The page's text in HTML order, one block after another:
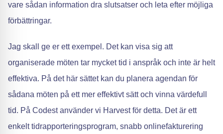
vare sådan information dra slutsatser och leta efter möjliga
förbättringar.
Jag skall ge er ett exempel. Det kan visa sig att
organiserade möten tar mycket tid i anspråk och inte är helt
effektiva. På det här sättet kan du planera agendan för
sådana möten på ett mer effektivt sätt och vinna värdefull
tid. På Codest använder vi Harvest för detta. Det är ett
enkelt tidrapporteringsprogram, snabb onlinefakturering